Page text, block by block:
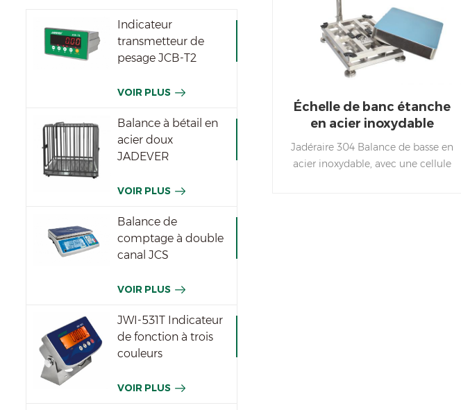
Indicateur
transmetteur de
pesage JCB-T2
VOIR PLUS
Balance à bétail en
acier doux
JADEVER
VOIR PLUS
Balance de
comptage à double
canal JCS
VOIR PLUS
JWI-531T Indicateur
de fonction à trois
couleurs
VOIR PLUS
Échelle de banc étanche
en acier inoxydable
Jadéraire 304 Balance de basse en
acier inoxydable, avec une cellule